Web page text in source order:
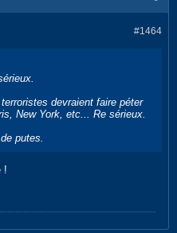
#1464
devraient faire péter
New York, etc... Re sérieux.
putes.
!